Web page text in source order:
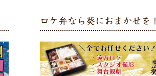
ロケ弁なら葵におまかせを！